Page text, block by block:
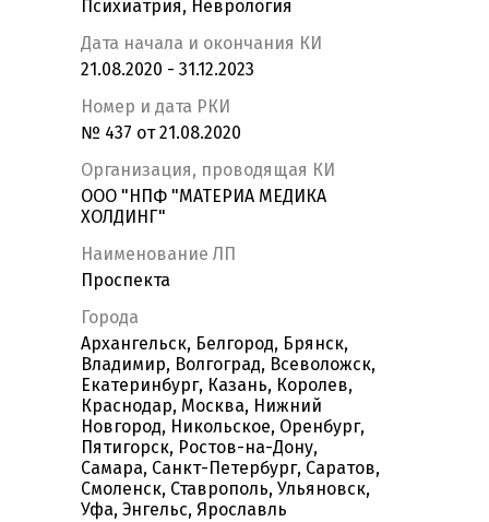
Психиатрия, Неврология
Дата начала и окончания КИ
21.08.2020 - 31.12.2023
Номер и дата РКИ
№ 437 от 21.08.2020
Организация, проводящая КИ
ООО "НПФ "МАТЕРИА МЕДИКА
ХОЛДИНГ"
Наименование ЛП
Проспекта
Города
Архангельск, Белгород, Брянск,
Владимир, Волгоград, Всеволожск,
Екатеринбург, Казань, Королев,
Краснодар, Москва, Нижний
Новгород, Никольское, Оренбург,
Пятигорск, Ростов-на-Дону,
Самара, Санкт-Петербург, Саратов,
Смоленск, Ставрополь, Ульяновск,
Уфа, Энгельс, Ярославль